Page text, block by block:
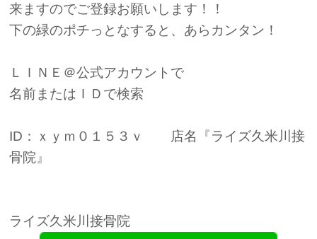
来ますのでご登録お願いします！！
下の緑のポチっとなすると、あらカンタン！
ＬＩＮＥ＠公式アカウントで
名前またはＩＤで検索
ID：ｘｙｍ０１５３ｖ 店名『ライズ久米川接
骨院』
ライズ久米川接骨院